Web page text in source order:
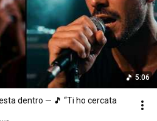
5:06
dentro — 🎵 “Ti ho cercata